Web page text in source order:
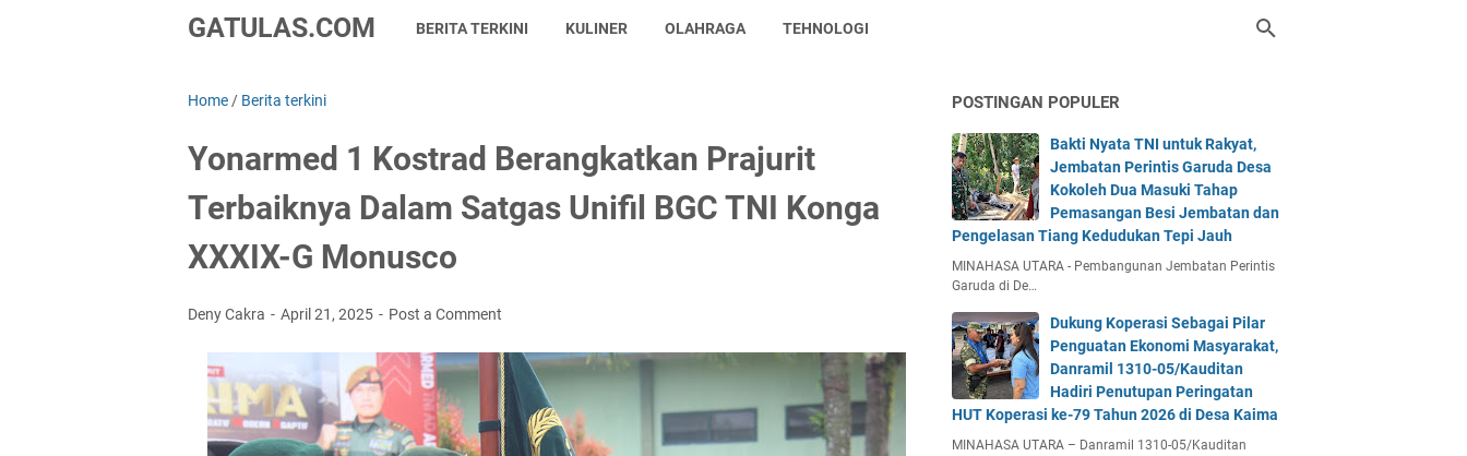
GATULAS.COM BERITA TERKINI KULINER OLAHRAGA TEHNOLOGI
Home / Berita terkini
Yonarmed 1 Kostrad Berangkatkan Prajurit
Terbaiknya Dalam Satgas Unifil BGC TNI Konga
XXXIX-G Monusco
Deny Cakra April 21, 2025 Post a Comment
POSTINGAN POPULER
Bakti Nyata TNI untuk Rakyat,
Jembatan Perintis Garuda Desa
Kokoleh Dua Masuki Tahap
Pemasangan Besi Jembatan dan
Pengelasan Tiang Kedudukan Tepi Jauh
MINAHASA UTARA - Pembangunan Jembatan Perintis
Garuda di De…
Dukung Koperasi Sebagai Pilar
Penguatan Ekonomi Masyarakat,
Danramil 1310-05/Kauditan
Hadiri Penutupan Peringatan
HUT Koperasi ke-79 Tahun 2026 di Desa Kaima
MINAHASA UTARA – Danramil 1310-05/Kauditan